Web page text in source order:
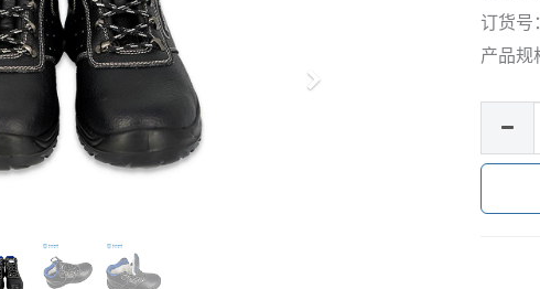
下
订货号
产品规